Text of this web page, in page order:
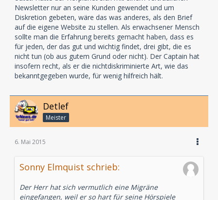
Newsletter nur an seine Kunden gewendet und um
Diskretion gebeten, wäre das was anderes, als den Brief
auf die eigene Website zu stellen. Als erwachsener Mensch
sollte man die Erfahrung bereits gemacht haben, dass es
für jeden, der das gut und wichtig findet, drei gibt, die es
nicht tun (ob aus gutem Grund oder nicht). Der Captain hat
insofern recht, als er die nichtdiskriminierte Art, wie das
bekanntgegeben wurde, für wenig hilfreich hält.
Detlef
Meister
6. Mai 2015
Sonny Elmquist schrieb:
Der Herr hat sich vermutlich eine Migräne
eingefangen, weil er so hart für seine Hörspiele